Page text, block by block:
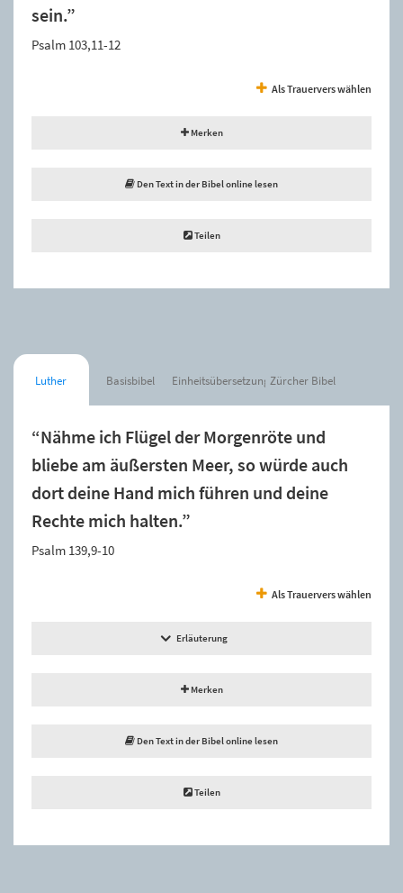
sein.”
Psalm 103,11-12
Als Trauervers wählen
Merken
Den Text in der Bibel online lesen
Teilen
Luther Basisbibel Einheitsübersetzung Zürcher Bibel
“Nähme ich Flügel der Morgenröte und
bliebe am äußersten Meer, so würde auch
dort deine Hand mich führen und deine
Rechte mich halten.”
Psalm 139,9-10
Als Trauervers wählen
Erläuterung
Merken
Den Text in der Bibel online lesen
Teilen